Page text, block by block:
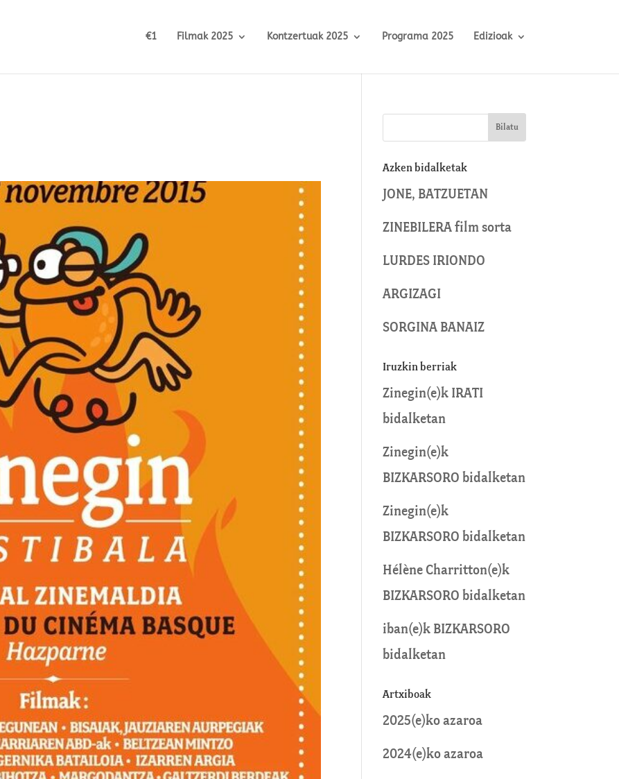
€1 Filmak 2025 Kontzertuak 2025 Programa 2025 Edizioak
Azken bidalketak
JONE, BATZUETAN
ZINEBILERA film sorta
LURDES IRIONDO
ARGIZAGI
SORGINA BANAIZ
Iruzkin berriak
Zinegin(e)k IRATI
bidalketan
Zinegin(e)k
BIZKARSORO bidalketan
Zinegin(e)k
BIZKARSORO bidalketan
Hélène Charritton(e)k
BIZKARSORO bidalketan
iban(e)k BIZKARSORO
bidalketan
Artxiboak
2025(e)ko azaroa
2024(e)ko azaroa